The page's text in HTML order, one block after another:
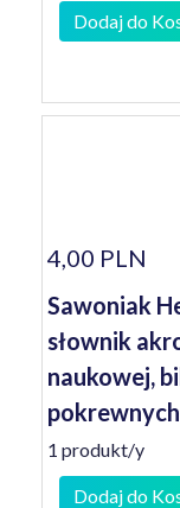
Dodaj do
4,00 PLN
Sawoniak
słownik
naukowej,
pokrewnych
1 produkt/y
Dodaj do